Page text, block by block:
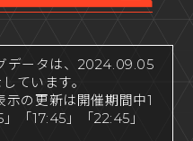
データは、2024.09.05
ています。
の更新は開催期間中1
「17:45」「22:45」